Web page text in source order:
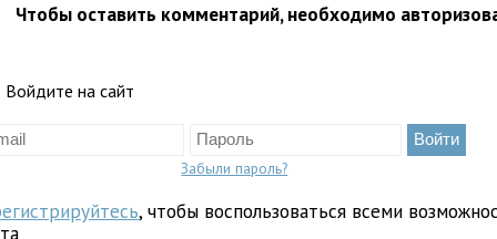
Чтобы оставить комментарий, необходимо
Войдите на сайт
Забыли пароль?
, чтобы воспользоваться всеми